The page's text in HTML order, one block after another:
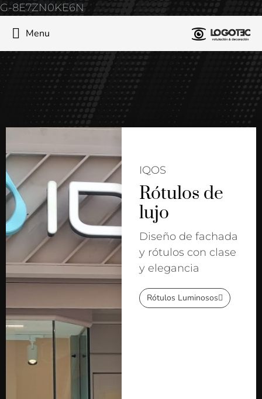
G-8E7ZN0KE6N
Menu
IQOS
Rótulos de
lujo
Diseño de fachada
y rótulos con clase
y elegancia
Rótulos Luminosos